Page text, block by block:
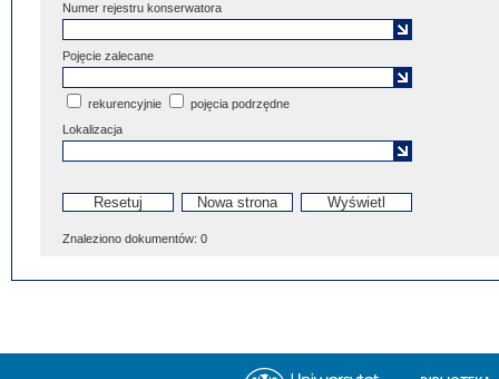
Numer rejestru konserwatora
Pojęcie zalecane
rekurencyjnie
pojęcia podrzędne
Lokalizacja
Znaleziono dokumentów: 0